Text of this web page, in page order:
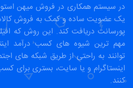
در سیستم همکاری در فروش میهن
یک عضویت ساده و کمک به فروش
پورسانت دریافت کند. این روش که
مهم ترین شیوه های کسب درآمد
توانند به راحتی از طریق شبکه های
اینستاگرام و یا سایت، بستری برای
کنند.